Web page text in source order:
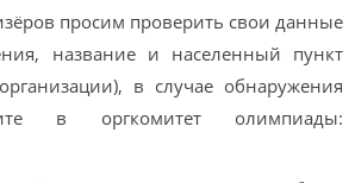
просим проверить свои данные
название и населенный пункт
в случае обнаружения
в оргкомитет олимпиады: